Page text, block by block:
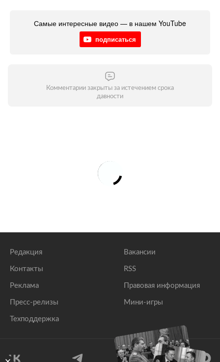
Самые интересные видео — в нашем YouTube
подписаться
Комментарии закрыты за истечением срока
давности
Редакция
Контакты
Реклама
Пресс-релизы
Техподдержка
Вакансии
RSS
Правовая информация
Мини-игры